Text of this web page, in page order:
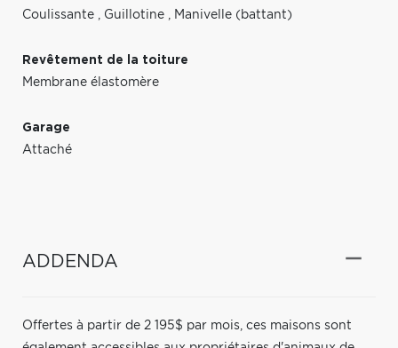
Coulissante , Guillotine , Manivelle (battant)
Revêtement de la toiture
Membrane élastomère
Garage
Attaché
ADDENDA
Offertes à partir de 2 195$ par mois, ces maisons sont